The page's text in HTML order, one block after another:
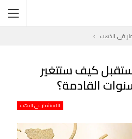
فى الذهب
كيف ستتغير
القادمة؟
الاستثمار فى الذهب